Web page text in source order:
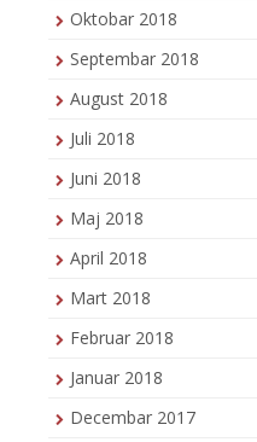
Oktobar 2018
Septembar 2018
August 2018
Juli 2018
Juni 2018
Maj 2018
April 2018
Mart 2018
Februar 2018
Januar 2018
Decembar 2017